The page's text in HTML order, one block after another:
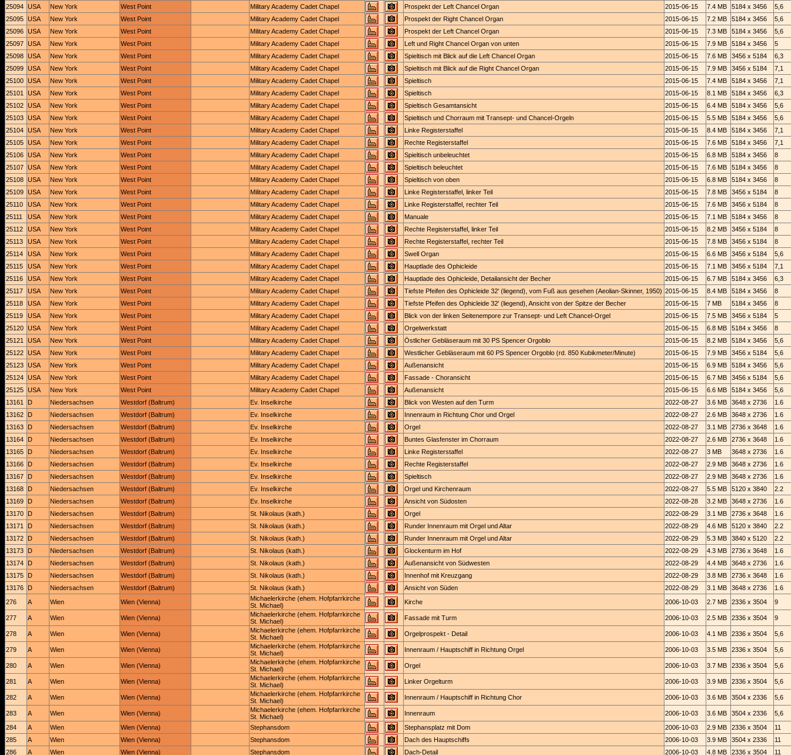
25094 USA New York West Point Military Academy Cadet Chapel Prospekt der Left Chancel Organ 2015-06-15 7.4 MB 5184 x 3456
5,6
25095 USA New York West Point Military Academy Cadet Chapel Prospekt der Right Chancel Organ 2015-06-15 7.2 MB 5184 x 3456
5,6
25096 USA New York West Point Military Academy Cadet Chapel Prospekt der Left Chancel Organ 2015-06-15 7.3 MB 5184 x 3456
5,6
25097 USA New York West Point Military Academy Cadet Chapel Left und Right Chancel Organ von unten 2015-06-15 7.9 MB 5184 x 3456
5
25098 USA New York West Point Military Academy Cadet Chapel Spieltisch mit Blick auf die Left Chancel Organ 2015-06-15 7.6 MB 3456 x 5184
6,3
25099 USA New York West Point Military Academy Cadet Chapel Spieltisch mit Blick auf die Right Chancel Organ 2015-06-15 7.9 MB 3456 x 5184
7,1
25100 USA New York West Point Military Academy Cadet Chapel Spieltisch 2015-06-15 7.4 MB 5184 x 3456
7,1
25101
USA New York West Point Military Academy Cadet Chapel Spieltisch 2015-06-15 8.1 MB 5184 x 3456
6,3
25102 USA New York West Point Military Academy Cadet Chapel Spieltisch Gesamtansicht 2015-06-15 6.4 MB 5184 x 3456
5,6
25103 USA New York West Point Military Academy Cadet Chapel Spieltisch und Chorraum mit Transept- und Chancel-Orgeln 2015-06-15 5.5 MB 5184 x 3456
5,6
25104 USA New York West Point Military Academy Cadet Chapel Linke Registerstaffel 2015-06-15 8.4 MB 5184 x 3456
7,1
25105 USA New York West Point Military Academy Cadet Chapel Rechte Registerstaffel 2015-06-15 7.6 MB 5184 x 3456
7,1
25106 USA New York West Point Military Academy Cadet Chapel Spieltisch unbeleuchtet 2015-06-15 6.8 MB 5184 x 3456
8
25107 USA New York West Point Military Academy Cadet Chapel Spieltisch beleuchtet 2015-06-15 7.6 MB 5184 x 3456
8
25108 USA New York West Point Military Academy Cadet Chapel Spieltisch von oben 2015-06-15 6.8 MB 5184 x 3456
8
25109 USA New York West Point Military Academy Cadet Chapel Linke Registerstaffel, linker Teil 2015-06-15 7.8 MB 3456 x 5184
8
25110
USA New York West Point Military Academy Cadet Chapel Linke Registerstaffel, rechter Teil 2015-06-15 7.6 MB 3456 x 5184
8
25111
USA New York West Point Military Academy Cadet Chapel Manuale 2015-06-15 7.1 MB 5184 x 3456
8
25112
USA New York West Point Military Academy Cadet Chapel Rechte Registerstaffel, linker Teil 2015-06-15 8.2 MB 3456 x 5184
8
25113
USA New York West Point Military Academy Cadet Chapel Rechte Registerstaffel, rechter Teil 2015-06-15 7.8 MB 3456 x 5184
8
25114
USA New York West Point Military Academy Cadet Chapel Swell Organ 2015-06-15 6.6 MB 3456 x 5184
5,6
25115
USA New York West Point Military Academy Cadet Chapel Hauptlade des Ophicleide 2015-06-15 7.1 MB 3456 x 5184
7,1
25116
USA New York West Point Military Academy Cadet Chapel Hauptlade des Ophicleide, Detailansicht der Becher 2015-06-15 6.7 MB 5184 x 3456
6,3
25117
USA New York West Point Military Academy Cadet Chapel Tiefste Pfeifen des Ophicleide 32' (liegend), vom Fuß aus gesehen (Aeolian-Skinner, 1950) 2015-06-15 8.4 MB 5184 x 3456
8
25118
USA New York West Point Military Academy Cadet Chapel Tiefste Pfeifen des Ophicleide 32' (liegend), Ansicht von der Spitze der Becher 2015-06-15 7 MB 5184 x 3456
8
25119
USA New York West Point Military Academy Cadet Chapel Blick von der linken Seitenempore zur Transept- und Left Chancel-Orgel 2015-06-15 7.5 MB 3456 x 5184
5
25120 USA New York West Point Military Academy Cadet Chapel Orgelwerkstatt 2015-06-15 6.8 MB 5184 x 3456
8
25121
USA New York West Point Military Academy Cadet Chapel Östlicher Gebläseraum mit 30 PS Spencer Orgoblo 2015-06-15 8.2 MB 5184 x 3456
5,6
25122 USA New York West Point Military Academy Cadet Chapel Westlicher Gebläseraum mit 60 PS Spencer Orgoblo (rd. 850 Kubikmeter/Minute) 2015-06-15 7.9 MB 3456 x 5184
5,6
25123 USA New York West Point Military Academy Cadet Chapel Außenansicht 2015-06-15 6.9 MB 5184 x 3456
5,6
25124 USA New York West Point Military Academy Cadet Chapel Fassade - Choransicht 2015-06-15 6.7 MB 3456 x 5184
5,6
25125 USA New York West Point Military Academy Cadet Chapel Außenansicht 2015-06-15 6.6 MB 5184 x 3456
5,6
13161
D Niedersachsen Westdorf (Baltrum) Ev. Inselkirche Blick von Westen auf den Turm 2022-08-27 3.6 MB 3648 x 2736
1.6
13162 D Niedersachsen Westdorf (Baltrum) Ev. Inselkirche Innenraum in Richtung Chor und Orgel 2022-08-27 2.6 MB 3648 x 2736
1.6
13163 D Niedersachsen Westdorf (Baltrum) Ev. Inselkirche Orgel 2022-08-27 3.1 MB 2736 x 3648
1.6
13164 D Niedersachsen Westdorf (Baltrum) Ev. Inselkirche Buntes Glasfenster im Chorraum 2022-08-27 2.6 MB 2736 x 3648
1.6
13165 D Niedersachsen Westdorf (Baltrum) Ev. Inselkirche Linke Registerstaffel 2022-08-27 3 MB 3648 x 2736
1.6
13166 D Niedersachsen Westdorf (Baltrum) Ev. Inselkirche Rechte Registerstaffel 2022-08-27 2.9 MB 3648 x 2736
1.6
13167 D Niedersachsen Westdorf (Baltrum) Ev. Inselkirche Spieltisch 2022-08-27 2.9 MB 3648 x 2736
1.6
13168 D Niedersachsen Westdorf (Baltrum) Ev. Inselkirche Orgel und Kirchenraum 2022-08-27 5.5 MB 5120 x 3840
2.2
13169 D Niedersachsen Westdorf (Baltrum) Ev. Inselkirche Ansicht von Südosten 2022-08-28 3.2 MB 3648 x 2736
1.6
13170 D Niedersachsen Westdorf (Baltrum) St. Nikolaus (kath.) Orgel 2022-08-29 3.1 MB 2736 x 3648
1.6
13171
D Niedersachsen Westdorf (Baltrum) St. Nikolaus (kath.) Runder Innenraum mit Orgel und Altar 2022-08-29 4.6 MB 5120 x 3840
2.2
13172 D Niedersachsen Westdorf (Baltrum) St. Nikolaus (kath.) Runder Innenraum mit Orgel und Altar 2022-08-29 5.3 MB 3840 x 5120
2.2
13173 D Niedersachsen Westdorf (Baltrum) St. Nikolaus (kath.) Glockenturm im Hof 2022-08-29 4.3 MB 2736 x 3648
1.6
13174 D Niedersachsen Westdorf (Baltrum) St. Nikolaus (kath.) Außenansicht von Südwesten 2022-08-29 4.4 MB 3648 x 2736
1.6
13175 D Niedersachsen Westdorf (Baltrum) St. Nikolaus (kath.) Innenhof mit Kreuzgang 2022-08-29 3.8 MB 2736 x 3648
1.6
13176 D Niedersachsen Westdorf (Baltrum) St. Nikolaus (kath.) Ansicht von Süden 2022-08-29 3.1 MB 3648 x 2736
1.6
276
A Wien Wien (Vienna)
Michaelerkirche (ehem. Hofpfarrkirche
St. Michael)
Kirche 2006-10-03 2.7 MB 2336 x 3504 9
277 A Wien Wien (Vienna)
Michaelerkirche (ehem. Hofpfarrkirche
St. Michael)
Fassade mit Turm 2006-10-03 2.5 MB 2336 x 3504 9
278 A Wien Wien (Vienna)
Michaelerkirche (ehem. Hofpfarrkirche
St. Michael)
Orgelprospekt - Detail 2006-10-03 4.1 MB 2336 x 3504 5,6
279 A Wien Wien (Vienna)
Michaelerkirche (ehem. Hofpfarrkirche
St. Michael)
Innenraum / Hauptschiff in Richtung Orgel 2006-10-03 3.5 MB 2336 x 3504 5,6
280 A Wien Wien (Vienna)
Michaelerkirche (ehem. Hofpfarrkirche
St. Michael)
Orgel 2006-10-03 3.7 MB 2336 x 3504 5,6
281 A Wien Wien (Vienna)
Michaelerkirche (ehem. Hofpfarrkirche
St. Michael)
Linker Orgelturm 2006-10-03 3.9 MB 2336 x 3504 5,6
282 A Wien Wien (Vienna)
Michaelerkirche (ehem. Hofpfarrkirche
St. Michael)
Innenraum / Hauptschiff in Richtung Chor 2006-10-03 3.6 MB 3504 x 2336 5,6
283 A Wien Wien (Vienna)
Michaelerkirche (ehem. Hofpfarrkirche
St. Michael)
Innenraum 2006-10-03 3.6 MB 3504 x 2336
5,6
284
A Wien Wien (Vienna) Stephansdom Stephansplatz mit Dom 2006-10-03 2.9 MB 2336 x 3504
11
285
A Wien Wien (Vienna) Stephansdom Dach des Hauptschiffs 2006-10-03 3.9 MB 3504 x 2336
11
286
A Wien Wien (Vienna) Stephansdom Dach-Detail 2006-10-03 4.8 MB 2336 x 3504 11